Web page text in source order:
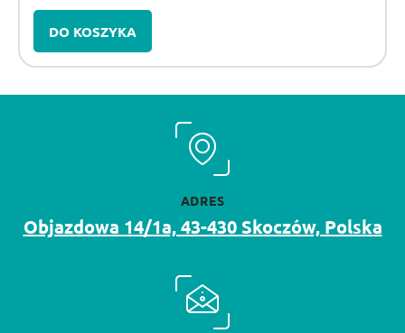
DO KOSZYKA
ADRES
Objazdowa 14/1a, 43-430 Skoczów, Polska